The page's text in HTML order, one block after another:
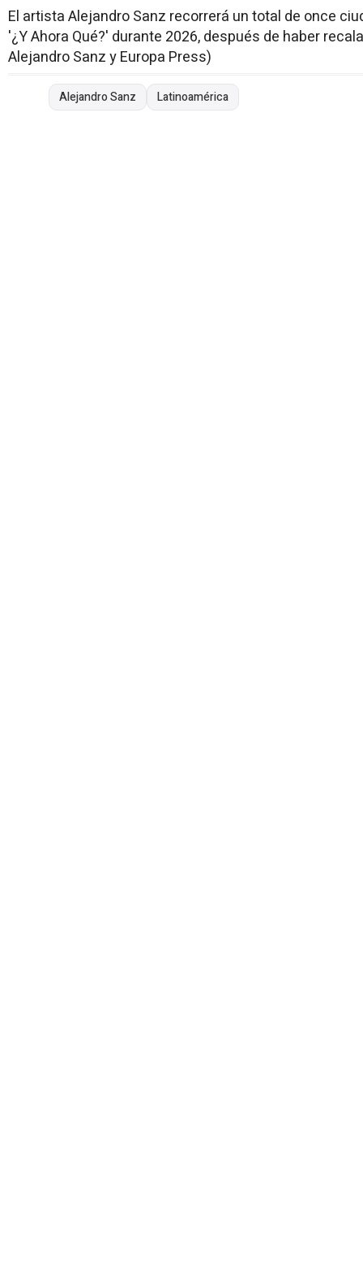
El artista Alejandro Sanz recorrerá un total de once
'¿Y Ahora Qué?' durante 2026, después de haber
Alejandro Sanz y Europa Press)
Alejandro Sanz Latinoamérica